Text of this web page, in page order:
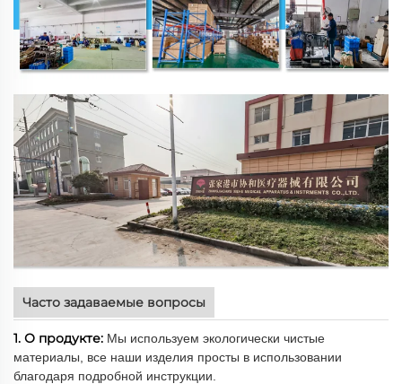
Часто задаваемые вопросы
1. О продукте: Мы используем экологически чистые
материалы, все наши изделия просты в использовании
благодаря подробной инструкции.